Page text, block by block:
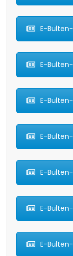
E-
E-
E-
E-
E-
E-
E-